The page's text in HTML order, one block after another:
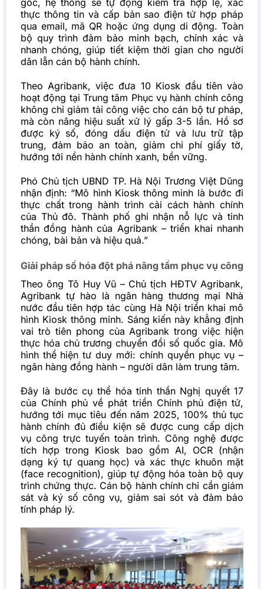
gốc, hệ thống sẽ tự động kiểm tra hợp lệ, xác
thực thông tin và cấp bản sao điện tử hợp pháp
qua email, mã QR hoặc ứng dụng di động. Toàn
bộ quy trình đảm bảo minh bạch, chính xác và
nhanh chóng, giúp tiết kiệm thời gian cho người
dân lẫn cán bộ hành chính.
Theo Agribank, việc đưa 10 Kiosk đầu tiên vào
hoạt động tại Trung tâm Phục vụ hành chính công
không chỉ giảm tải công việc cho cán bộ tư pháp,
mà còn nâng hiệu suất xử lý gấp 3-5 lần. Hồ sơ
được ký số, đóng dấu điện tử và lưu trữ tập
trung, đảm bảo an toàn, giảm chi phí giấy tờ,
hướng tới nền hành chính xanh, bền vững.
Phó Chủ tịch UBND TP. Hà Nội Trương Việt Dũng
nhận định: “Mô hình Kiosk thông minh là bước đi
thực chất trong hành trình cải cách hành chính
của Thủ đô. Thành phố ghi nhận nỗ lực và tinh
thần đồng hành của Agribank – triển khai nhanh
chóng, bài bản và hiệu quả.”
Giải pháp số hóa đột phá nâng tầm phục vụ công
Theo ông Tô Huy Vũ – Chủ tịch HĐTV Agribank,
Agribank tự hào là ngân hàng thương mại Nhà
nước đầu tiên hợp tác cùng Hà Nội triển khai mô
hình Kiosk thông minh. Sáng kiến này khẳng định
vai trò tiên phong của Agribank trong việc hiện
thực hóa chủ trương chuyển đổi số quốc gia. Mô
hình thể hiện tư duy mới: chính quyền phục vụ –
ngân hàng đồng hành – người dân làm trung tâm.
Đây là bước cụ thể hóa tinh thần Nghị quyết 17
của Chính phủ về phát triển Chính phủ điện tử,
hướng tới mục tiêu đến năm 2025, 100% thủ tục
hành chính đủ điều kiện sẽ được cung cấp dịch
vụ công trực tuyến toàn trình. Công nghệ được
tích hợp trong Kiosk bao gồm AI, OCR (nhận
dạng ký tự quang học) và xác thực khuôn mặt
(face recognition), giúp tự động hóa toàn bộ quy
trình chứng thực. Cán bộ hành chính chỉ cần giám
sát và ký số công vụ, giảm sai sót và đảm bảo
tính pháp lý.